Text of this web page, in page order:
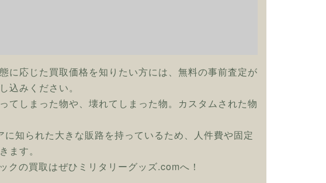
に応じた買取価格を知りたい方には、無料の事前査定が
込みください。
てしまった物や、壊れてしまった物。カスタムされた物
知られた大きな販路を持っているため、人件費や固定
ます。
の買取はぜひミリタリーグッズ.comへ！